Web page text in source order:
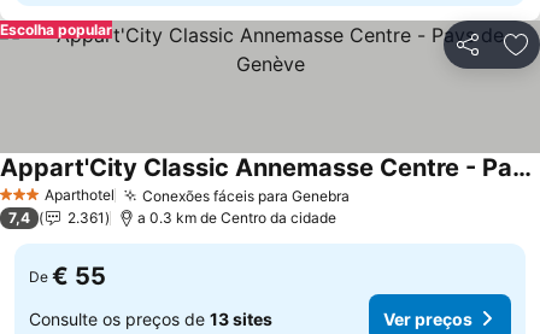
Partilhar
Escolha popular
3 EstrelasAparthotel Conexões fáceis para Genebra
Appart'City Classic Annemasse Centre - Pays de Genève
Ver preços
7,4 2.361 a 0.3 km de Centro da cidade
De € 55
Consulte os preços de 13 sites Ver preços